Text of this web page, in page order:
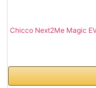
Chicco Next2Me Magic